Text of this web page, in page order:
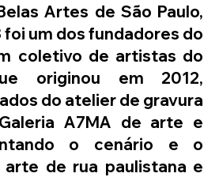
Artes de São Paulo,
foi um dos fundadores do
coletivo de artistas do
originou em 2012,
do atelier de gravura
A7MA de arte e
o cenário e o
de rua paulistana e